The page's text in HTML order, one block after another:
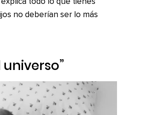
todo lo que tienes
no deberían ser lo más